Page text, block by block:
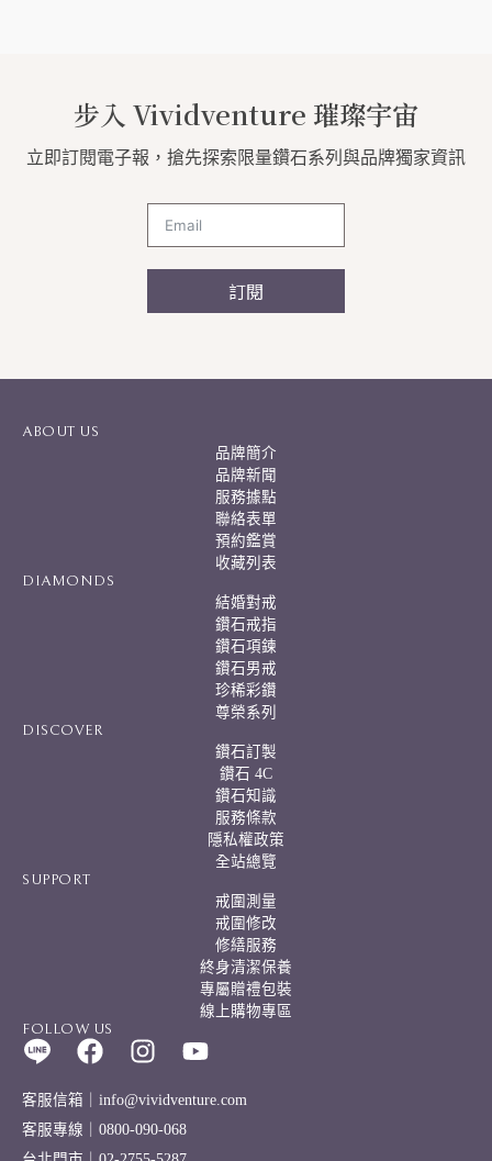
步入 Vividventure 璀璨宇宙
立即訂閱電子報，搶先探索限量鑽石系列與品牌獨家資訊
訂閱
t
ABOUT US
品牌簡介
品牌新聞
服務據點
聯絡表單
預約鑑賞
收藏列表
DIAMONDS
結婚對戒
鑽石戒指
鑽石項鍊
鑽石男戒
珍稀彩鑽
尊榮系列
DISCOVER
鑽石訂製
鑽石 4C
鑽石知識
服務條款
隱私權政策
全站總覽
SUPPORT
戒圍測量
戒圍修改
修繕服務
終身清潔保養
專屬贈禮包裝
線上購物專區
FOLLOW US
客服信箱｜info@vividventure.com
客服專線｜0800-090-068